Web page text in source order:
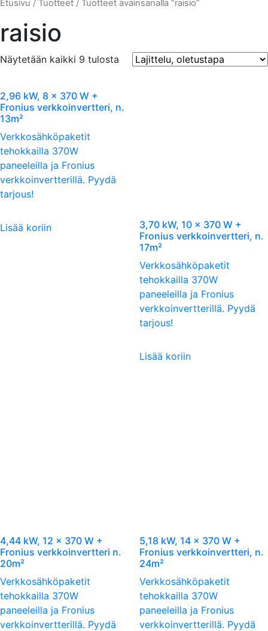
Etusivu / Tuotteet / Tuotteet avainsanalla “raisio”
raisio
Näytetään kaikki 9 tulosta
2,96 kW, 8 x 370 W +
Fronius verkkoinvertteri, n.
13m²
Verkkosähköpaketit
tehokkailla 370W
paneeleilla ja Fronius
verkkoinvertterillä. Pyydä
tarjous!
Lisää koriin
3,70 kW, 10 x 370 W +
Fronius verkkoinvertteri, n.
17m²
Verkkosähköpaketit
tehokkailla 370W
paneeleilla ja Fronius
verkkoinvertterillä. Pyydä
tarjous!
Lisää koriin
4,44 kW, 12 x 370 W +
Fronius verkkoinvertteri n.
20m²
Verkkosähköpaketit
tehokkailla 370W
paneeleilla ja Fronius
verkkoinvertterillä. Pyydä
5,18 kW, 14 x 370 W +
Fronius verkkoinvertteri, n.
24m²
Verkkosähköpaketit
tehokkailla 370W
paneeleilla ja Fronius
verkkoinvertterillä. Pyydä